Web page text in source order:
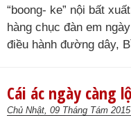
“boong- ke” nội bất
hàng chục đàn em
điều hành đường dây,
Cái ác ngày càng
Chủ Nhật, 09 Tháng Tám 2015